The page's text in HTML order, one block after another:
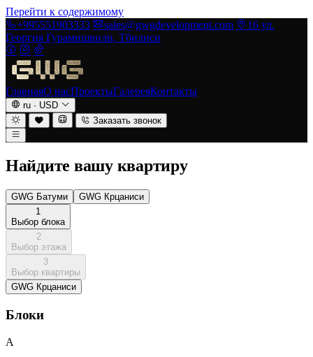
Перейти к содержимому
+995551903333
sales@gwgdevelopment.com
16 ул.
Георгия Гурамишвили, Тбилиси
ГлавнаяО насПроектыГалереяКонтакты
ru · USD
Заказать звонок
Найдите вашу квартиру
GWG Батуми
GWG Крцаниси
1
Выбор блока
2
Выбор этажа
3
Выбор квартиры
GWG Крцаниси
Блоки
A